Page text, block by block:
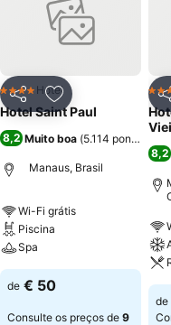
café da manhã está incluso
Grill serve pratos da
caminhada até a Praça da
da Liberdade fica a cerca de
PartilharAdicionar aos
4 EstrelasHotel
Hotel Saint Paul
8,2 Muito boa (5.114 pontuações
Manaus, Brasil
Wi-Fi grátis
Piscina
Spa
de € 50
Consulte os preços de 9
3
8,2
de